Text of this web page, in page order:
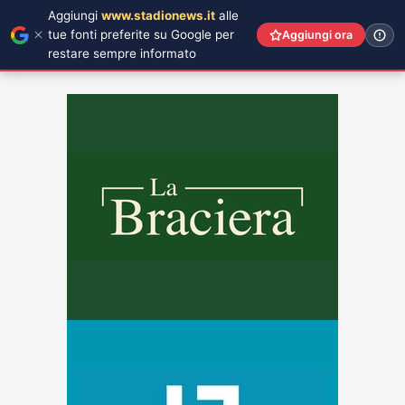
Aggiungi www.stadionews.it alle
tue fonti preferite su Google per
restare sempre informato
Aggiungi ora